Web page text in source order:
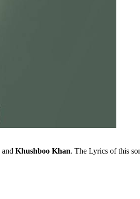
and Khushboo Khan. The Lyrics of this